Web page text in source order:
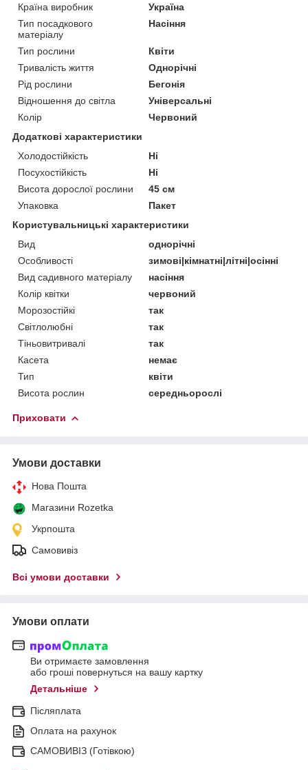
Країна виробник
Україна
Тип посадкового
матеріалу
Насіння
Тип рослини
Квіти
Тривалість життя
Однорічні
Рід рослини
Бегонія
Відношення до світла
Універсальні
Колір
Червоний
Додаткові характеристики
Холодостійкість
Ні
Посухостійкість
Ні
Висота дорослої рослини
45 см
Упаковка
Пакет
Користувальницькі характеристики
Вид
однорічні
Особливості
зимові|кімнатні|літні|осінні
Вид садивного матеріалу
насіння
Колір квітки
червоний
Морозостійкі
так
Світлолюбні
так
Тіньовитривалі
так
Касета
немає
Тип
квіти
Висота рослин
середньорослі
Приховати
Умови доставки
Нова Пошта
Магазини Rozetka
Укрпошта
Самовивіз
Всі умови доставки
Умови оплати
Ви отримаєте замовлення
або гроші повернуться на вашу картку
Детальніше
Післяплата
Оплата на рахунок
САМОВИВІЗ (Готівкою)